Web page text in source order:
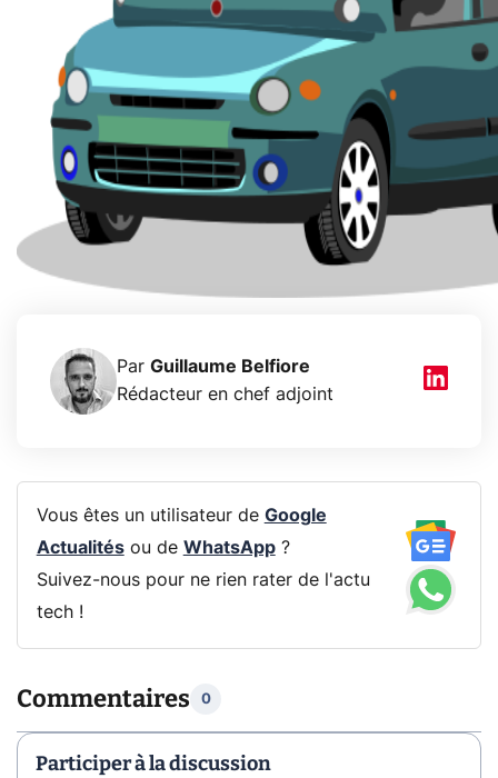
Par Guillaume Belfiore
Rédacteur en chef adjoint
Vous êtes un utilisateur de Google
Actualitésou de WhatsApp?
Suivez-nous pour ne rien rater de l'actu
tech !
Commentaires 0
Participer à la discussion